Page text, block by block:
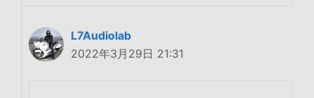
L7Audiolab
2022年3月29日 21:31